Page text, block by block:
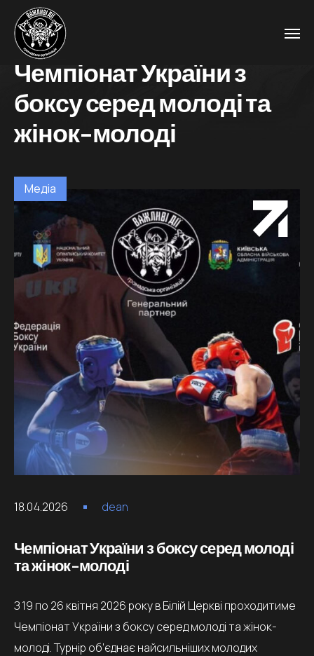
Чемпіонат України з
боксу серед молоді та
жінок-молоді
Медіа
18.04.2026 dean
Чемпіонат України з боксу серед молоді
та жінок-молоді
З 19 по 26 квітня 2026 року в Білій Церкві проходитиме
Чемпіонат України з боксу серед молоді та жінок-
молоді. Турнір об’єднає найсильніших молодих